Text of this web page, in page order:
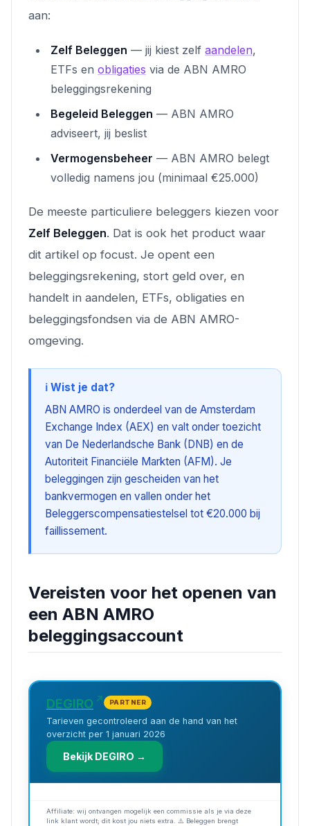
aan:
Zelf Beleggen — jij kiest zelf aandelen,
ETFs en obligaties via de ABN AMRO
beleggingsrekening
Begeleid Beleggen — ABN AMRO
adviseert, jij beslist
Vermogensbeheer — ABN AMRO belegt
volledig namens jou (minimaal €25.000)
De meeste particuliere beleggers kiezen voor
Zelf Beleggen. Dat is ook het product waar
dit artikel op focust. Je opent een
beleggingsrekening, stort geld over, en
handelt in aandelen, ETFs, obligaties en
beleggingsfondsen via de ABN AMRO-
omgeving.
ℹ️ Wist je dat?
ABN AMRO is onderdeel van de Amsterdam
Exchange Index (AEX) en valt onder toezicht
van De Nederlandsche Bank (DNB) en de
Autoriteit Financiële Markten (AFM). Je
beleggingen zijn gescheiden van het
bankvermogen en vallen onder het
Beleggerscompensatiestelsel tot €20.000 bij
faillissement.
Vereisten voor het openen van
een ABN AMRO
beleggingsaccount
DEGIRO PARTNER
Tarieven gecontroleerd aan de hand van het
overzicht per 1 januari 2026
Bekijk DEGIRO →
Affiliate: wij ontvangen mogelijk een commissie als je via deze
link klant wordt; dit kost jou niets extra. ⚠️ Beleggen brengt